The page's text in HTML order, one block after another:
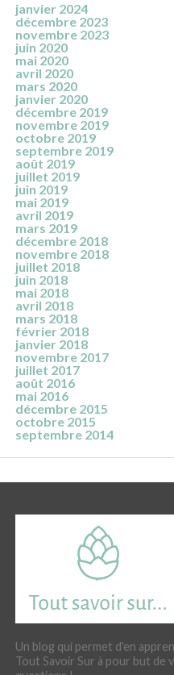
janvier 2024
décembre 2023
novembre 2023
juin 2020
mai 2020
avril 2020
mars 2020
janvier 2020
décembre 2019
novembre 2019
octobre 2019
septembre 2019
août 2019
juillet 2019
juin 2019
mai 2019
avril 2019
mars 2019
décembre 2018
novembre 2018
juillet 2018
juin 2018
mai 2018
avril 2018
mars 2018
février 2018
janvier 2018
novembre 2017
juillet 2017
août 2016
mai 2016
décembre 2015
octobre 2015
septembre 2014
Un blog qui permet d'en
Tout Savoir Sur à pour but de